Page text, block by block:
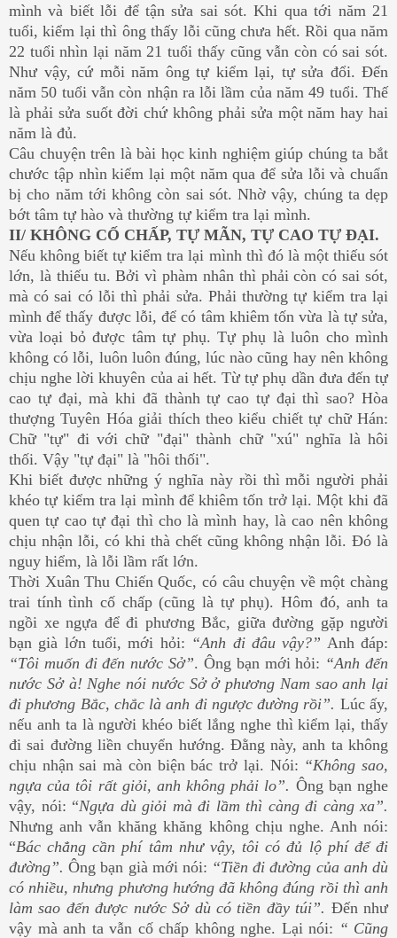
mình và biết lỗi để tận sửa sai sót. Khi qua tới năm 21
tuổi, kiểm lại thì ông thấy lỗi cũng chưa hết. Rồi qua năm
22 tuổi nhìn lại năm 21 tuổi thấy cũng vẫn còn có sai sót.
Như vậy, cứ mỗi năm ông tự kiểm lại, tự sửa đổi. Đến
năm 50 tuổi vẫn còn nhận ra lỗi lầm của năm 49 tuổi. Thế
là phải sửa suốt đời chứ không phải sửa một năm hay hai
năm là đủ.
Câu chuyện trên là bài học kinh nghiệm giúp chúng ta bắt
chước tập nhìn kiểm lại một năm qua để sửa lỗi và chuẩn
bị cho năm tới không còn sai sót. Nhờ vậy, chúng ta dẹp
bớt tâm tự hào và thường tự kiểm tra lại mình.
II/ KHÔNG CỐ CHẤP, TỰ MÃN, TỰ CAO TỰ ĐẠI.
Nếu không biết tự kiểm tra lại mình thì đó là một thiếu sót
lớn, là thiếu tu. Bởi vì phàm nhân thì phải còn có sai sót,
mà có sai có lỗi thì phải sửa. Phải thường tự kiểm tra lại
mình để thấy được lỗi, để có tâm khiêm tốn vừa là tự sửa,
vừa loại bỏ được tâm tự phụ. Tự phụ là luôn cho mình
không có lỗi, luôn luôn đúng, lúc nào cũng hay nên không
chịu nghe lời khuyên của ai hết. Từ tự phụ dần đưa đến tự
cao tự đại, mà khi đã thành tự cao tự đại thì sao? Hòa
thượng Tuyên Hóa giải thích theo kiểu chiết tự chữ Hán:
Chữ "tự" đi với chữ "đại" thành chữ "xú" nghĩa là hôi
thối. Vậy "tự đại" là "hôi thối".
Khi biết được những ý nghĩa này rồi thì mỗi người phải
khéo tự kiểm tra lại mình để khiêm tốn trở lại. Một khi đã
quen tự cao tự đại thì cho là mình hay, là cao nên không
chịu nhận lỗi, có khi thà chết cũng không nhận lỗi. Đó là
nguy hiểm, là lỗi lầm rất lớn.
Thời Xuân Thu Chiến Quốc, có câu chuyện về một chàng
trai tính tình cố chấp (cũng là tự phụ). Hôm đó, anh ta
ngồi xe ngựa để đi phương Bắc, giữa đường gặp người
bạn già lớn tuổi, mới hỏi: “Anh đi đâu vậy?” Anh đáp:
“Tôi muốn đi đến nước Sở”. Ông bạn mới hỏi: “Anh đến
nước Sở à! Nghe nói nước Sở ở phương Nam sao anh lại
đi phương Bắc, chắc là anh đi ngược đường rồi”. Lúc ấy,
nếu anh ta là người khéo biết lắng nghe thì kiểm lại, thấy
đi sai đường liền chuyển hướng. Đằng này, anh ta không
chịu nhận sai mà còn biện bác trở lại. Nói: “Không sao,
ngựa của tôi rất giỏi, anh không phải lo”. Ông bạn nghe
vậy, nói: “Ngựa dù giỏi mà đi lầm thì càng đi càng xa”.
Nhưng anh vẫn khăng khăng không chịu nghe. Anh nói:
“Bác chẳng cần phí tâm như vậy, tôi có đủ lộ phí để đi
đường”. Ông bạn già mới nói: “Tiền đi đường của anh dù
có nhiều, nhưng phương hướng đã không đúng rồi thì anh
làm sao đến được nước Sở dù có tiền đầy túi”. Đến như
vậy mà anh ta vẫn cố chấp không nghe. Lại nói: “ Cũng